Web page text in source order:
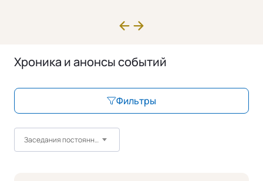
Хроника и анонсы событий
Фильтры
Заседания постоянных комитетов